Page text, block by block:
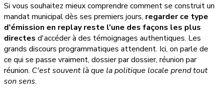
Si vous souhaitez mieux comprendre comment se construit un
mandat municipal dès ses premiers jours, regarder ce type
d'émission en replay reste l'une des façons les plus
directes d'accéder à des témoignages authentiques. Les
grands discours programmatiques attendent. Ici, on parle de
ce qui se passe vraiment, dossier par dossier, réunion par
réunion. C'est souvent là que la politique locale prend tout
son sens.